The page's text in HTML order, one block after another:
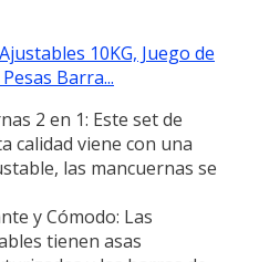
10KG, Juego de
Barra...
2 en 1: Este set de
calidad viene con una
las mancuernas se
y Cómodo: Las
tienen asas